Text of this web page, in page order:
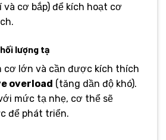
cơ bắp) để kích hoạt cơ
lượng tạ
cơ lớn và cần được kích thích
overload (tăng dần độ khó).
mức tạ nhẹ, cơ thể sẽ
để phát triển.